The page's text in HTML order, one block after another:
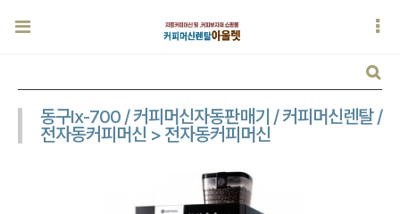
동구lx-700 / 커피머신자동판매기 / 커피머신렌탈 /
전자동커피머신 > 전자동커피머신